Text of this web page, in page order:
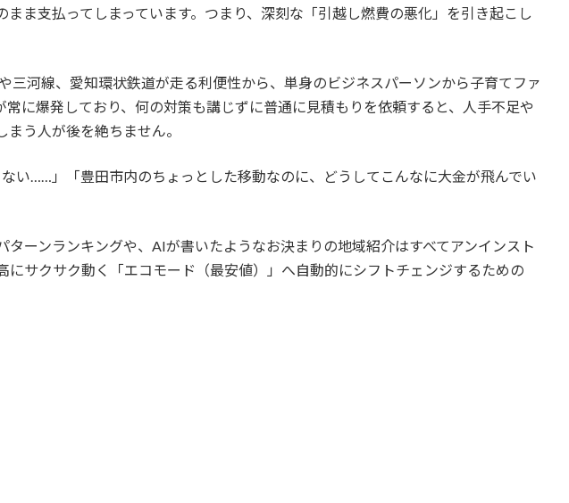
ま支払ってしまっています。つまり、深刻な「引越し燃費の悪化」を引き起こし
河線、愛知環状鉄道が走る利便性から、単身のビジネスパーソンから子育てファ
に爆発しており、何の対策も講じずに普通に見積もりを依頼すると、人手不足や
う人が後を絶ちません。
い……」「豊田市内のちょっとした移動なのに、どうしてこんなに大金が飛んでい
ーンランキングや、AIが書いたようなお決まりの地域紹介はすべてアンインスト
サクサク動く「エコモード（最安値）」へ自動的にシフトチェンジするための